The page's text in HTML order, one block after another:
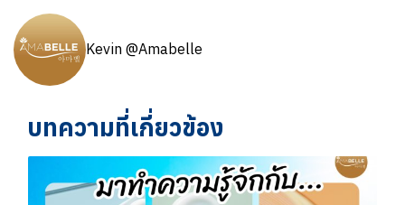
Kevin @Amabelle
บทความที่เกี่ยวข้อง